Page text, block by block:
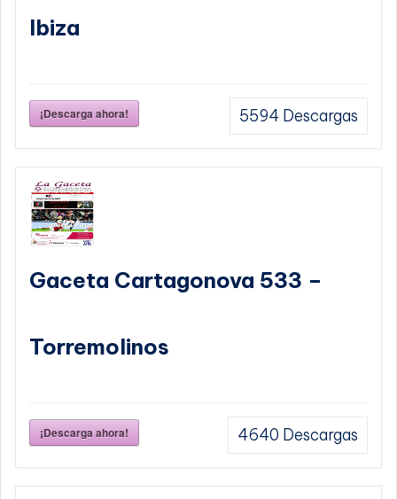
Ibiza
¡Descarga ahora! 5594 Descargas
Gaceta Cartagonova 533 –
Torremolinos
¡Descarga ahora! 4640 Descargas